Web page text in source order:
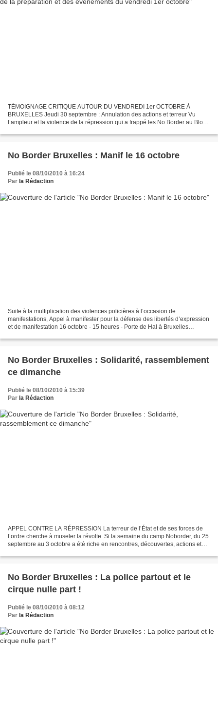
TÉMOIGNAGE CRITIQUE AUTOUR DU VENDREDI 1er OCTOBRE À
BRUXELLES Jeudi 30 septembre : Annulation des actions et terreur Vu
l’ampleur et la violence de la répression qui a frappé les No Border au Bloc
No Border Bruxelles : Manif le 16 octobre
Publié le 08/10/2010 à 16:24
Par la Rédaction
Suite à la multiplication des violences policières à l’occasion de
manifestations, Appel à manifester pour la défense des libertés d’expression
et de manifestation 16 octobre - 15 heures - Porte de Hal à Bruxelles
No Border Bruxelles : Solidarité, rassemblement
ce dimanche
Publié le 08/10/2010 à 15:39
Par la Rédaction
APPEL CONTRE LA RÉPRESSION La terreur de l’État et de ses forces de
l’ordre cherche à museler la révolte. Si la semaine du camp Noborder, du 25
septembre au 3 octobre a été riche en rencontres, découvertes, actions et
No Border Bruxelles : La police partout et le
cirque nulle part !
Publié le 08/10/2010 à 08:12
Par la Rédaction